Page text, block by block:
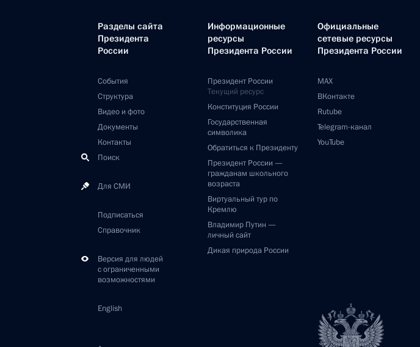
Разделы сайта
Президента
России
События
Структура
Видео и фото
Документы
Контакты
Поиск
Для СМИ
Подписаться
Справочник
Версия для людей
с ограниченными
возможностями
English
Информационные
ресурсы
Президента России
Президент России
Текущий ресурс
Конституция России
Государственная
символика
Обратиться к Президенту
Президент России —
гражданам школьного
возраста
Виртуальный тур по
Кремлю
Владимир Путин —
личный сайт
Дикая природа России
Официальные
сетевые ресурсы
Президента России
MAX
ВКонтакте
Rutube
Telegram-канал
YouTube